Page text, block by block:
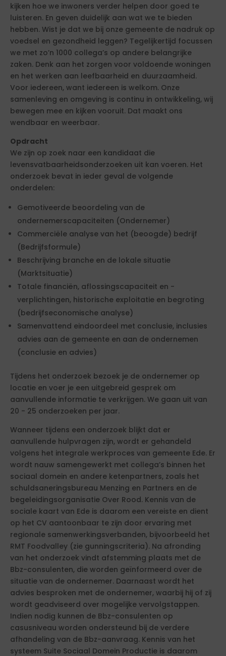
kijken hoe we inwoners verder helpen door goed te
luisteren. En geven duidelijk aan wat we te bieden
hebben. Wist je dat we bij onze gemeente de nadruk op
voedsel en gezondheid leggen? Tegelijkertijd focussen
we met zo’n 1000 collega’s op andere belangrijke
zaken. Denk aan het zorgen voor voldoende woningen
en het werken aan leefbaarheid en duurzaamheid.
Voor iedereen, want iedereen is welkom. Onze
samenleving en omgeving is continu in ontwikkeling, wij
bewegen mee en kijken vooruit. Dat maakt ons
wendbaar en weerbaar.
Opdracht
We zijn op zoek naar een kandidaat die
levensvatbaarheidsonderzoeken uit kan voeren. Het
onderzoek bevat in ieder geval de volgende
onderdelen:
Gemotiveerde beoordeling van de
ondernemerscapaciteiten (Ondernemer)
Commerciële analyse van het (beoogde) bedrijf
(Bedrijfsformule)
Beschrijving branche en de lokale situatie
(Marktsituatie)
Totale financiën, aflossingscapaciteit en -
verplichtingen, historische exploitatie en begroting
(bedrijfseconomische analyse)
Samenvattend eindoordeel met conclusie, inclusies
advies aan de gemeente en aan de ondernemen
(conclusie en advies)
Tijdens het onderzoek bezoek je de ondernemer op
locatie en voer je een uitgebreid gesprek om
aanvullende informatie te verkrijgen. We gaan uit van
20 - 25 onderzoeken per jaar.
Wanneer tijdens een onderzoek blijkt dat er
aanvullende hulpvragen zijn, wordt er gehandeld
volgens het integrale werkproces van gemeente Ede. Er
wordt nauw samengewerkt met collega’s binnen het
sociaal domein en andere ketenpartners, zoals het
schuldsaneringsbureau Menzing en Partners en de
begeleidingsorganisatie Over Rood. Kennis van de
sociale kaart van Ede is daarom een vereiste en dient
op het CV aantoonbaar te zijn door ervaring met
regionale samenwerkingsverbanden, bijvoorbeeld het
RMT Foodvalley (zie gunningscriteria). Na afronding
van het onderzoek vindt afstemming plaats met de
Bbz-consulenten, die worden geïnformeerd over de
situatie van de ondernemer. Daarnaast wordt het
advies besproken met de ondernemer, waarbij hij of zij
wordt geadviseerd over mogelijke vervolgstappen.
Indien nodig kunnen de Bbz-consulenten op
casusniveau worden ondersteund bij de verdere
afhandeling van de Bbz-aanvraag. Kennis van het
systeem Suite Sociaal Domein Productie is daarom